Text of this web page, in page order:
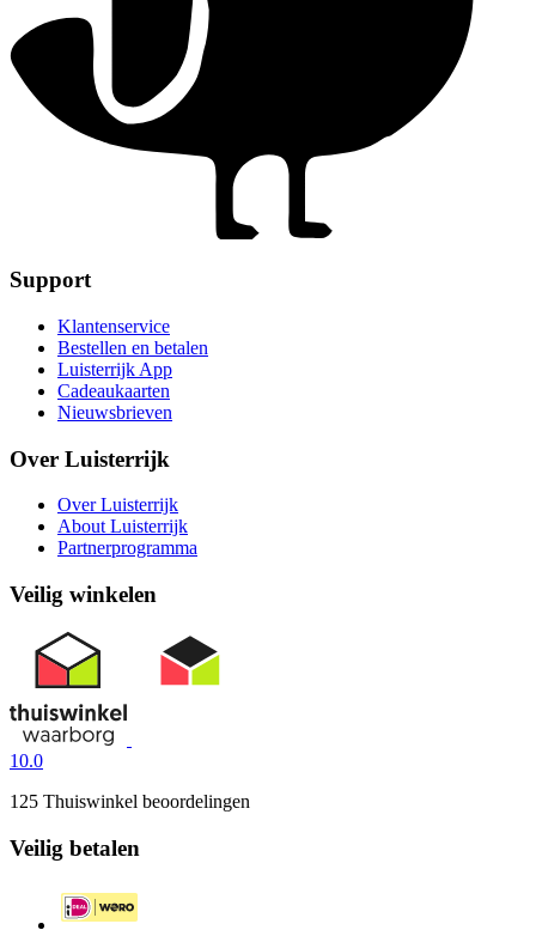
Support
Klantenservice
Bestellen en betalen
Luisterrijk App
Cadeaukaarten
Nieuwsbrieven
Over Luisterrijk
Over Luisterrijk
About Luisterrijk
Partnerprogramma
Veilig winkelen
10.0
125 Thuiswinkel beoordelingen
Veilig betalen